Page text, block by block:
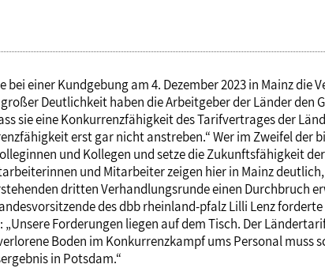
einer Kundgebung am 4. Dezember 2023 in Mainz die
Deutlichkeit haben die Arbeitgeber der Länder den
sie eine Konkurrenzfähigkeit des Tarifvertrages der
erst gar nicht anstreben.“ Wer im Zweifel der
und Kollegen und setze die Zukunftsfähigkeit
und Mitarbeiter zeigen hier in Mainz
dritten Verhandlungsrunde einen Durchbruch
des dbb rheinland-pfalz Lilli Lenz
Forderungen liegen auf dem Tisch. Der
Boden im Konkurrenzkampf ums Personal muss
in Potsdam.“